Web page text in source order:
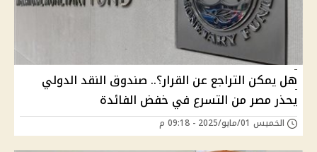
هل يمكن التراجع عن القرار؟.. صندوق النقد الدولي
يحذر مصر من التسرع في خفض الفائدة
الخميس 01/مايو/2025 - 09:18 م